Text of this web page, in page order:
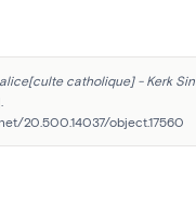
catholique] - Kerk
20.500.14037/object.17560